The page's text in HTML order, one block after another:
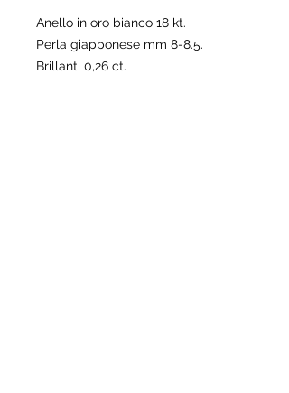
Anello in oro bianco 18 kt.
Perla giapponese mm 8-8.5.
Brillanti 0,26 ct.